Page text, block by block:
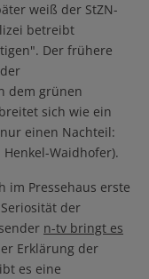
weiß der StZN-
betreibt
Der frühere
dem grünen
sich wie ein
einen Nachteil:
Waidhofer).
im Pressehaus erste
der
n-tv bringt es
Erklärung der
es eine